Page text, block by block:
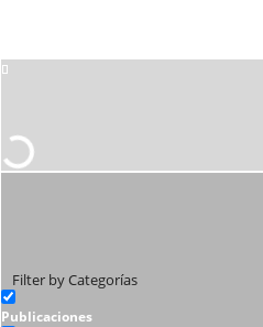
Filter by Categorías
Publicaciones